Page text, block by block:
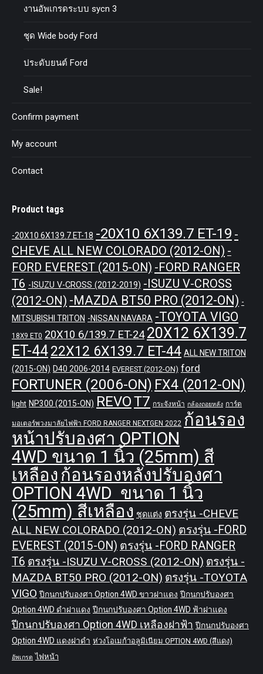
งานอัพเกรดระบบ sycn 3
ชุด Wide body Ford
ประดับยนต์ Ford
Sale!
Confirm payment
My account
Contact
Product tags
-20X10 6X139.7 ET-18 -20X10 6X139.7 ET-19 -
CHEVE ALL NEW COLORADO (2012-ON) -
FORD EVEREST (2015-ON) -FORD RANGER
T6 -ISUZU V-CROSS (2012-2019) -ISUZU V-CROSS
(2012-ON) -MAZDA BT50 PRO (2012-ON) -
MITSUBISHI TRITON -NISSAN NAVARA -TOYOTA VIGO
18X9 ET0 20X10 6/139.7 ET-24 20X12 6X139.7
ET-4422X12 6X139.7 ET-44 ALL NEW TRITON
(2015-ON) D40 2006-2014 EVEREST (2012-ON) ford
FORTUNER (2006-ON) FX4 (2012-ON)
light NP300 (2015-ON) REVOT7 กระจังหน้า กล้องถอยหลัง การ์ด
มอเตอร์พวงมาลัยไฟฟ้า FORD RANGER NEXTGEN 2022 ก้อนรอง
หน้าปรับองศา OPTION
4WD ขนาด 1 นิ้ว (25mm) สี
เหลือง ก้อนรองหลังปรับองศา
OPTION 4WD ขนาด 1 นิ้ว
(25mm) สีเหลือง ชุดแต่ง ตรงรุ่น -CHEVE
ALL NEW COLORADO (2012-ON) ตรงรุ่น -FORD
EVEREST (2015-ON) ตรงรุ่น -FORD RANGER
T6 ตรงรุ่น -ISUZU V-CROSS (2012-ON) ตรงรุ่น -
MAZDA BT50 PRO (2012-ON) ตรงรุ่น -TOYOTA
VIGO ปีกนกปรับองศา Option 4WD ขาวฝาแดง ปีกนกปรับองศา
Option 4WD ดำฝาแดง ปีกนกปรับองศา Option 4WD ฟ้าฝาแดง
ปีกนกปรับองศา Option 4WD เหลืองฝาฟ้า ปีกนกปรับองศา
Option 4WD แดงฝาดำ ห่วงโอเมก้าอลูมิเนียม OPTION 4WD (สีแดง)
อัพเกรด ไฟหน้า